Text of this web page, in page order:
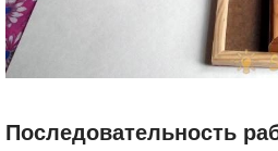
Последовательность